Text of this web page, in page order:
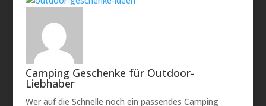
Camping Geschenke für Outdoor-
Liebhaber
Wer auf die Schnelle noch ein passendes Camping